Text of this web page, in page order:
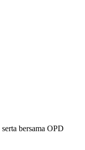
bersama OPD